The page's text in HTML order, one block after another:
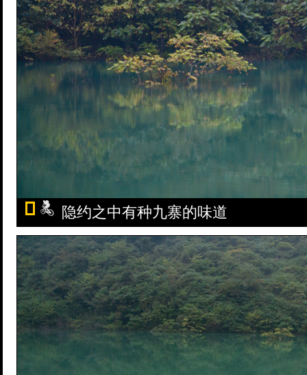
隐约之中有种九寨的味道